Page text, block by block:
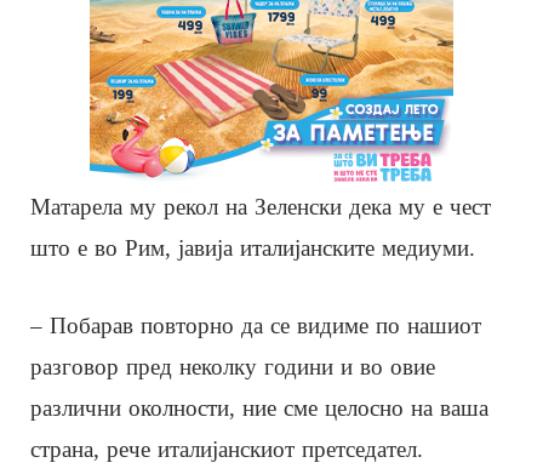
Матарела му рекол на Зеленски дека му е чест
што е во Рим, јавија италијанските медиуми.
– Побарав повторно да се видиме по нашиот
разговор пред неколку години и во овие
различни околности, ние сме целосно на ваша
страна, рече италијанскиот претседател.